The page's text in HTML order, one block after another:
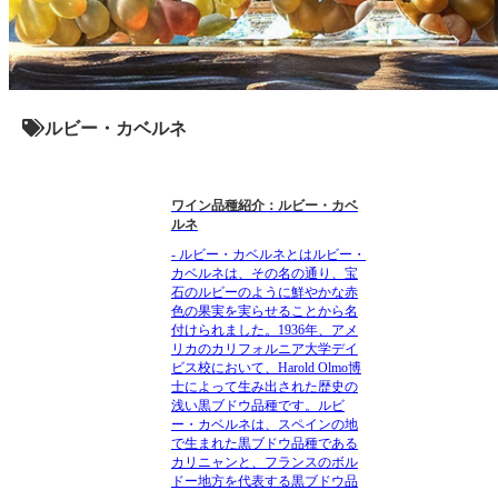
ルビー・カベルネ
ワイン品種紹介：ルビー・カベ
ルネ
- ルビー・カベルネとはルビー・
カベルネは、その名の通り、宝
石のルビーのように鮮やかな赤
色の果実を実らせることから名
付けられました。1936年、アメ
リカのカリフォルニア大学デイ
ビス校において、Harold Olmo博
士によって生み出された歴史の
浅い黒ブドウ品種です。ルビ
ー・カベルネは、スペインの地
で生まれた黒ブドウ品種である
カリニャンと、フランスのボル
ドー地方を代表する黒ブドウ品